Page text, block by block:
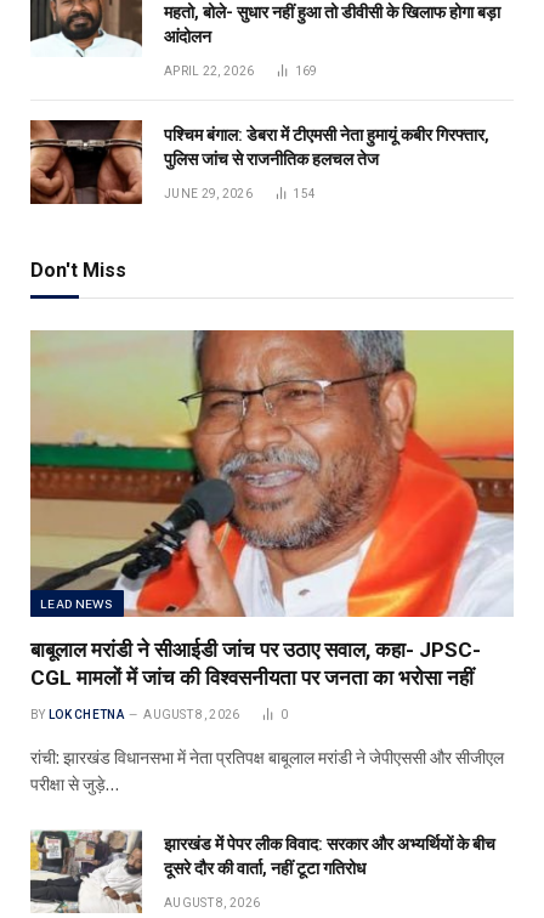
महतो, बोले- सुधार नहीं हुआ तो डीवीसी के खिलाफ होगा बड़ा
आंदोलन
APRIL 22, 2026 169
पश्चिम बंगाल: डेबरा में टीएमसी नेता हुमायूं कबीर गिरफ्तार,
पुलिस जांच से राजनीतिक हलचल तेज
JUNE 29, 2026 154
Don't Miss
LEAD NEWS
बाबूलाल मरांडी ने सीआईडी जांच पर उठाए सवाल, कहा- JPSC-
CGL मामलों में जांच की विश्वसनीयता पर जनता का भरोसा नहीं
BY LOK CHETNA AUGUST 8, 2026 0
रांची: झारखंड विधानसभा में नेता प्रतिपक्ष बाबूलाल मरांडी ने जेपीएससी और सीजीएल
परीक्षा से जुड़े…
झारखंड में पेपर लीक विवाद: सरकार और अभ्यर्थियों के बीच
दूसरे दौर की वार्ता, नहीं टूटा गतिरोध
AUGUST 8, 2026